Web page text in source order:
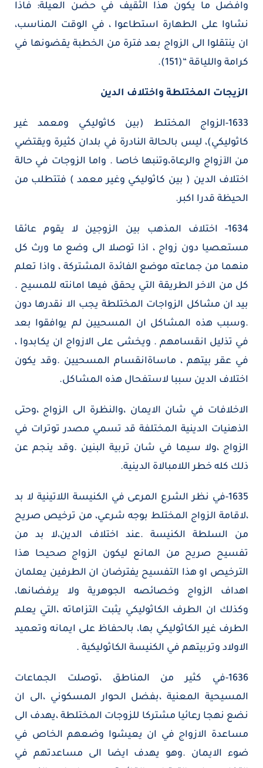
وافضل ما يكون هذا الثقيف في حضن العيلة: فاذا
نشاوا على الطهارة استطاعوا ، في الوقت المناسب،
ان ينتقلوا الى الزواج بعد فترة من الخطبة يقضونها في
كرامة واللياقة “(151).
الزيجات المختلطة واختلاف الدين
1633-الزواج المختلط (بين كاثوليكي ومعمد غير
كاثوليكي)، ليس بالحالة النادرة في بلدان كثيرة ويقتضي
من الآزواج والرعاة،وتنبها خاصا . واما الزوجات في حالة
اختلاف الدين ( بين كاثوليكي وغير معمد ) فتتطلب من
الحيظة قدرا اكبر.
1634- اختلاف المذهب بين الزوجين لا يقوم عائقا
مستعصيا دون زواج ، اذا توصلا الى وضع ما ورث كل
منهما من جماعته موضع الفائدة المشتركة ، واذا تعلم
كل من الاخر الطريقة التي يحقق فيها امانته للمسيح .
بيد ان مشاكل الزواجات المختلطة يجب الا نقدرها دون
.وسبب هذه المشاكل ان المسحيين لم يوافقوا بعد
في تذليل انقسامهم . ويخشى على الازواج ان يكابدوا ،
في عقر بيتهم ، ماساةانقسام المسحيين .وقد يكون
اختلاف الدين سببا لاستفحال هذه المشاكل.
الاخلافات في شان الايمان ،والنظرة الى الزواج ،وحتى
الذهنيات الدينية المختلفة قد تسمي مصدر توترات في
الزواج ،ولا سيما في شان تربية البنين .وقد ينجم عن
ذلك كله خطر اللامبالاة الدينية.
1635-في نظر الشرع المرعى في الكنيسة اللاتينية لا بد
،لاقامة الزواج المختلط بوجه شرعي، من ترخيص صريح
من السلطة الكنيسة .عند اختلاف الدين،لا بد من
تفسيح صريح من المانع ليكون الزواج صحيحا هذا
الترخيص او هذا التفسيح يفترضان ان الطرفين يعلمان
اهداف الزواج وخصائصه الجوهرية ولا يرفضانها،
وكذلك ان الطرف الكاثوليكي يثبت التزاماته ،التي يعلم
الطرف غير الكاثوليكي بها، بالحفاظ على ايمانه وتعميد
الاولاد وتربيتهم في الكنيسة الكاثوليكية .
1636-في كثير من المناطق ،توصلت الجماعات
المسيحية المعنية ،بفضل الحوار المسكوني ،الى ان
نضع نهجا رعائيا مشتركا للزوجات المختلطة ،يهدف الى
مساعدة الازواج في ان يعيشوا وضعهم الخاص في
ضوء الايمان .وهو يهدف ايضا الى مساعدتهم في